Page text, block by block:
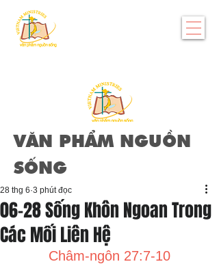
VĂN PHẨM NGUỒN
SỐNG
06-28 Sống Khôn Ngoan Trong
Các Mối Liên Hệ
28 thg 6 3 phút đọc
Châm-ngôn 27:7-10